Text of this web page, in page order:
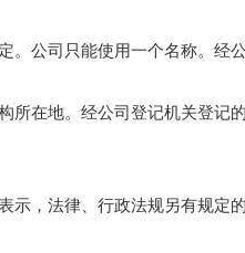
。公司只能使用一个名称。经
所在地。经公司登记机关登
示，法律、行政法规另有规定